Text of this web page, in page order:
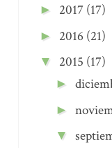
► 2017 (17)
► 2016 (21)
▼ 2015 (17)
►
►
▼